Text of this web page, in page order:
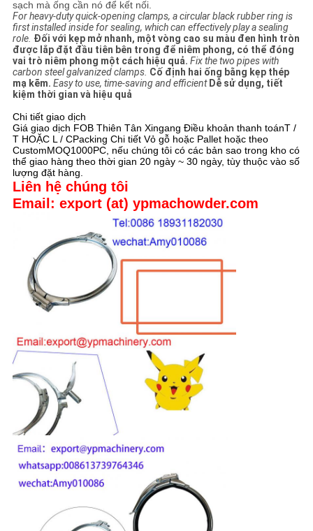
sạch mà ống cần nó để kết nối.
For heavy-duty quick-opening clamps, a circular black rubber ring is
first installed inside for sealing, which can effectively play a sealing
role. Đối với kẹp mở nhanh, một vòng cao su màu đen hình tròn
được lắp đặt đầu tiên bên trong để niêm phong, có thể đóng
vai trò niêm phong một cách hiệu quả. Fix the two pipes with
carbon steel galvanized clamps. Cố định hai ống bằng kẹp thép
mạ kẽm. Easy to use, time-saving and efficient Dễ sử dụng, tiết
kiệm thời gian và hiệu quả
Chi tiết giao dịch
Giá giao dịch FOB Thiên Tân Xingang Điều khoản thanh toánT /
T HOẶC L / CPacking Chi tiết Vỏ gỗ hoặc Pallet hoặc theo
CustomMOQ1000PC, nếu chúng tôi có các bản sao trong kho có
thể giao hàng theo thời gian 20 ngày ~ 30 ngày, tùy thuộc vào số
lượng đặt hàng.
Liên hệ chúng tôi
Email: export (at) ypmachowder.com